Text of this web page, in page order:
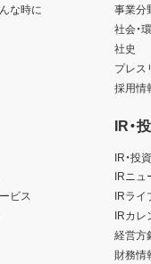
な時に
ビス
事業分
社会・
社史
プレス
採用情
IR・
IR・投
IRニュ
IRライ
IRカレ
経営方
財務情